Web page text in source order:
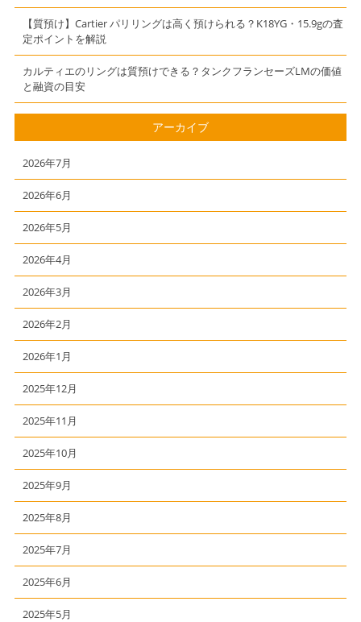
【質預け】Cartier パリリングは高く預けられる？K18YG・15.9gの査
定ポイントを解説
カルティエのリングは質預けできる？タンクフランセーズLMの価値
と融資の目安
アーカイブ
2026年7月
2026年6月
2026年5月
2026年4月
2026年3月
2026年2月
2026年1月
2025年12月
2025年11月
2025年10月
2025年9月
2025年8月
2025年7月
2025年6月
2025年5月